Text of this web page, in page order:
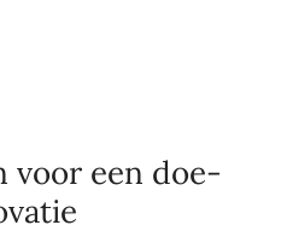
voor een doe-